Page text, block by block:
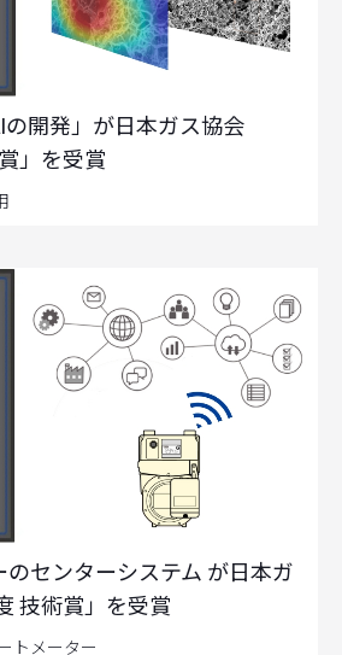
の開発」が日本ガス協会
」を受賞
センターシステム が日本ガ
技術賞」を受賞
トメーター